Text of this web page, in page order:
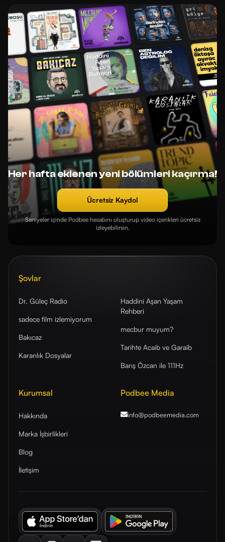
Her hafta eklenen yeni bölümleri kaçırma!
Ücretsiz Kaydol
Saniyeler içinde Podbee hesabını oluşturup video içerikleri ücretsiz
izleyebilirsin.
Şovlar
Dr. Güleç Radio
sadece film izlemiyorum
Bakıcaz
Karanlık Dosyalar
Haddini Aşan Yaşam
Rehberi
mecbur muyum?
Tarihte Acaib ve Garaib
Barış Özcan ile 111Hz
Kurumsal
Hakkında
Marka İşbirlikleri
Blog
İletişim
Podbee Media
info@podbeemedia.com